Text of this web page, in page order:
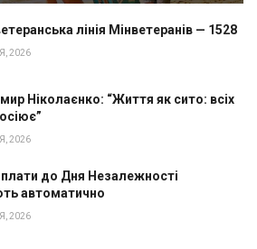
лінія Мінветеранів — 1528
2026
Ніколаєнко: “Життя як сито: всіх
2026
до Дня Незалежності
автоматично
2026